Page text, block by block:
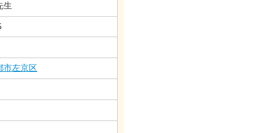
生
市左京区